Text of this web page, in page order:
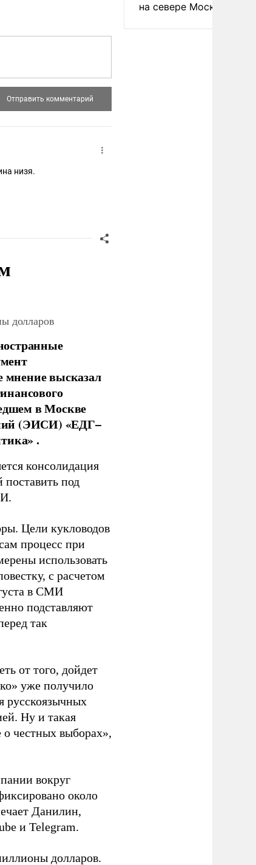
низя.
долларов
мнение высказал
в Москве
(ЭИСИ) «ЕДГ–
.
консолидация
поставить под
Цели кукловодов
процесс при
использовать
с расчетом
в СМИ
подставляют
так
от того, дойдет
уже получило
русскоязычных
Ну и такая
о честных выборах»,
вокруг
около
Данилин,
и Telegram.
долларов.
на севере Москвы